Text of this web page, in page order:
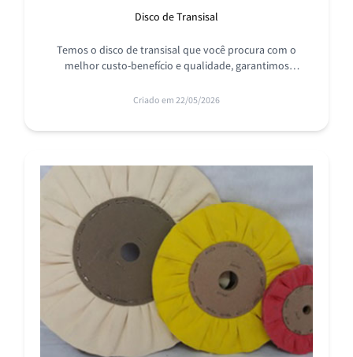
Disco de Transisal
Temos o disco de transisal que você procura com o
melhor custo-benefício e qualidade, garantimos
RODASIL.
Criado em 22/05/2026